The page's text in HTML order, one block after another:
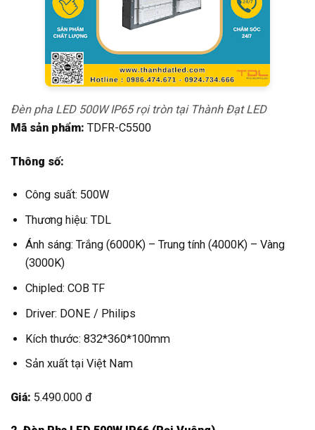
Đèn pha LED 500W IP65 rọi tròn tại Thành Đạt LED
Mã sản phẩm: TDFR-C5500
Thông số:
Công suất: 500W
Thương hiệu: TDL
Ánh sáng: Trắng (6000K) – Trung tính (4000K) – Vàng
(3000K)
Chipled: COB TF
Driver: DONE / Philips
Kích thước: 832*360*100mm
Sản xuất tại Việt Nam
Giá: 5.490.000 đ